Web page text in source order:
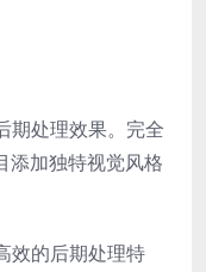
期处理效果。完全
添加独特视觉风格
效的后期处理特